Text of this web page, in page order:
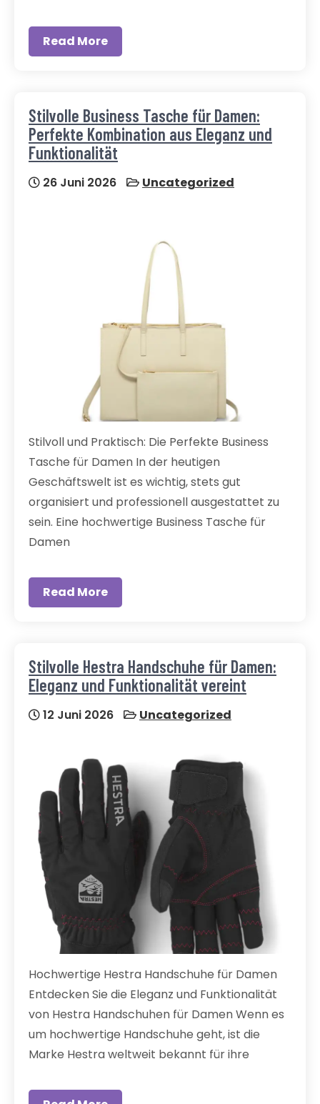
Read More
Stilvolle Business Tasche für Damen:
Perfekte Kombination aus Eleganz und
Funktionalität
26 Juni 2026 Uncategorized
Stilvoll und Praktisch: Die Perfekte Business
Tasche für Damen In der heutigen
Geschäftswelt ist es wichtig, stets gut
organisiert und professionell ausgestattet zu
sein. Eine hochwertige Business Tasche für
Damen
Read More
Stilvolle Hestra Handschuhe für Damen:
Eleganz und Funktionalität vereint
12 Juni 2026 Uncategorized
Hochwertige Hestra Handschuhe für Damen
Entdecken Sie die Eleganz und Funktionalität
von Hestra Handschuhen für Damen Wenn es
um hochwertige Handschuhe geht, ist die
Marke Hestra weltweit bekannt für ihre